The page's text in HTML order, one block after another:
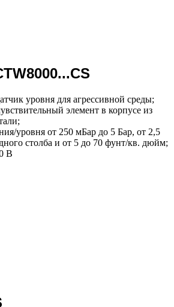
уровня для агрессивной среды;
элемент в корпусе из
уровня от 250 мБар до 5 Бар, от 2,5
столба и от 5 до 70 фунт/кв. дюйм;
В